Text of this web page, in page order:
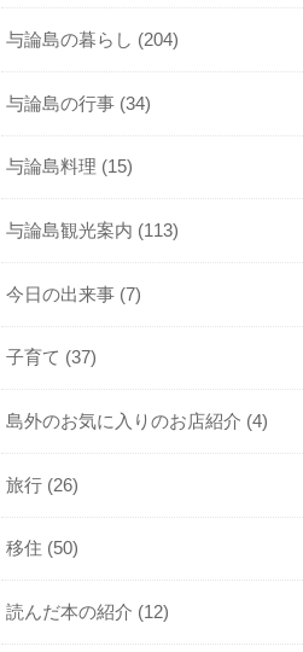
与論島の暮らし (204)
与論島の行事 (34)
与論島料理 (15)
与論島観光案内 (113)
今日の出来事 (7)
子育て (37)
島外のお気に入りのお店紹介 (4)
旅行 (26)
移住 (50)
読んだ本の紹介 (12)